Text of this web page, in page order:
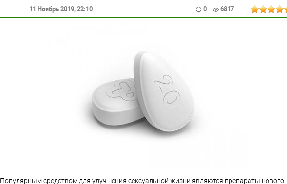
11 Ноябрь 2019, 22:10 0 6817
Популярным средством для улучшения сексуальной жизни являются препараты нового